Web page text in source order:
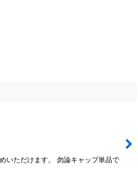
いただけます。 勿論キャップ単品で